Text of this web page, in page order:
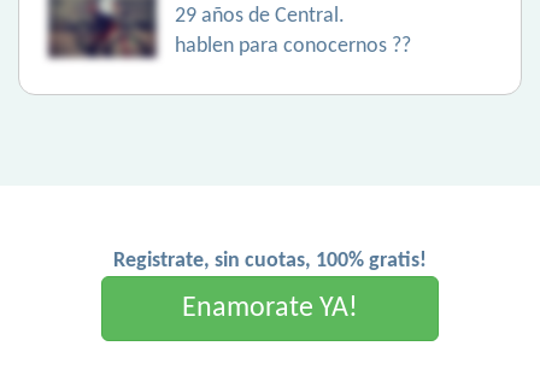
29 años de Central.
hablen para conocernos ??
Registrate, sin cuotas, 100% gratis!
Enamorate YA!